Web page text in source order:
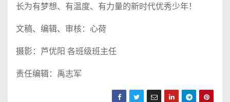
长为有梦想、有温度、有力量的新时代优秀少年！
文稿、编辑、审核：心荷
摄影：芦优阳 各班级班主任
责任编辑：禹志军